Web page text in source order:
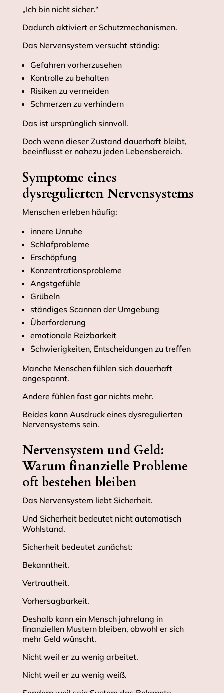
„Ich bin nicht sicher.“
Dadurch aktiviert er Schutzmechanismen.
Das Nervensystem versucht ständig:
Gefahren vorherzusehen
Kontrolle zu behalten
Risiken zu vermeiden
Schmerzen zu verhindern
Das ist ursprünglich sinnvoll.
Doch wenn dieser Zustand dauerhaft bleibt,
beeinflusst er nahezu jeden Lebensbereich.
Symptome eines
dysregulierten Nervensystems
Menschen erleben häufig:
innere Unruhe
Schlafprobleme
Erschöpfung
Konzentrationsprobleme
Angstgefühle
Grübeln
ständiges Scannen der Umgebung
Überforderung
emotionale Reizbarkeit
Schwierigkeiten, Entscheidungen zu treffen
Manche Menschen fühlen sich dauerhaft
angespannt.
Andere fühlen fast gar nichts mehr.
Beides kann Ausdruck eines dysregulierten
Nervensystems sein.
Nervensystem und Geld:
Warum finanzielle Probleme
oft bestehen bleiben
Das Nervensystem liebt Sicherheit.
Und Sicherheit bedeutet nicht automatisch
Wohlstand.
Sicherheit bedeutet zunächst:
Bekanntheit.
Vertrautheit.
Vorhersagbarkeit.
Deshalb kann ein Mensch jahrelang in
finanziellen Mustern bleiben, obwohl er sich
mehr Geld wünscht.
Nicht weil er zu wenig arbeitet.
Nicht weil er zu wenig weiß.